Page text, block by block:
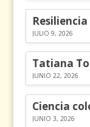
JULIO 9, 2026
JUNIO 22, 2026
JUNIO 3, 2026